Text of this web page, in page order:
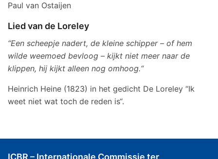
Paul van Ostaijen
Lied van de Loreley
“Een scheepje nadert, de kleine schipper – of hem
wilde weemoed bevloog – kijkt niet meer naar de
klippen, hij kijkt alleen nog omhoog.“
Heinrich Heine (1823) in het gedicht De Loreley “Ik
weet niet wat toch de reden is“.
ICBR – Internationale Commissie ter